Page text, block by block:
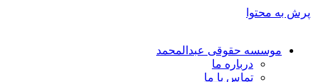
پرش به محتوا
موسسه حقوقی عبدالمحمد
درباره ما
تماس با ما